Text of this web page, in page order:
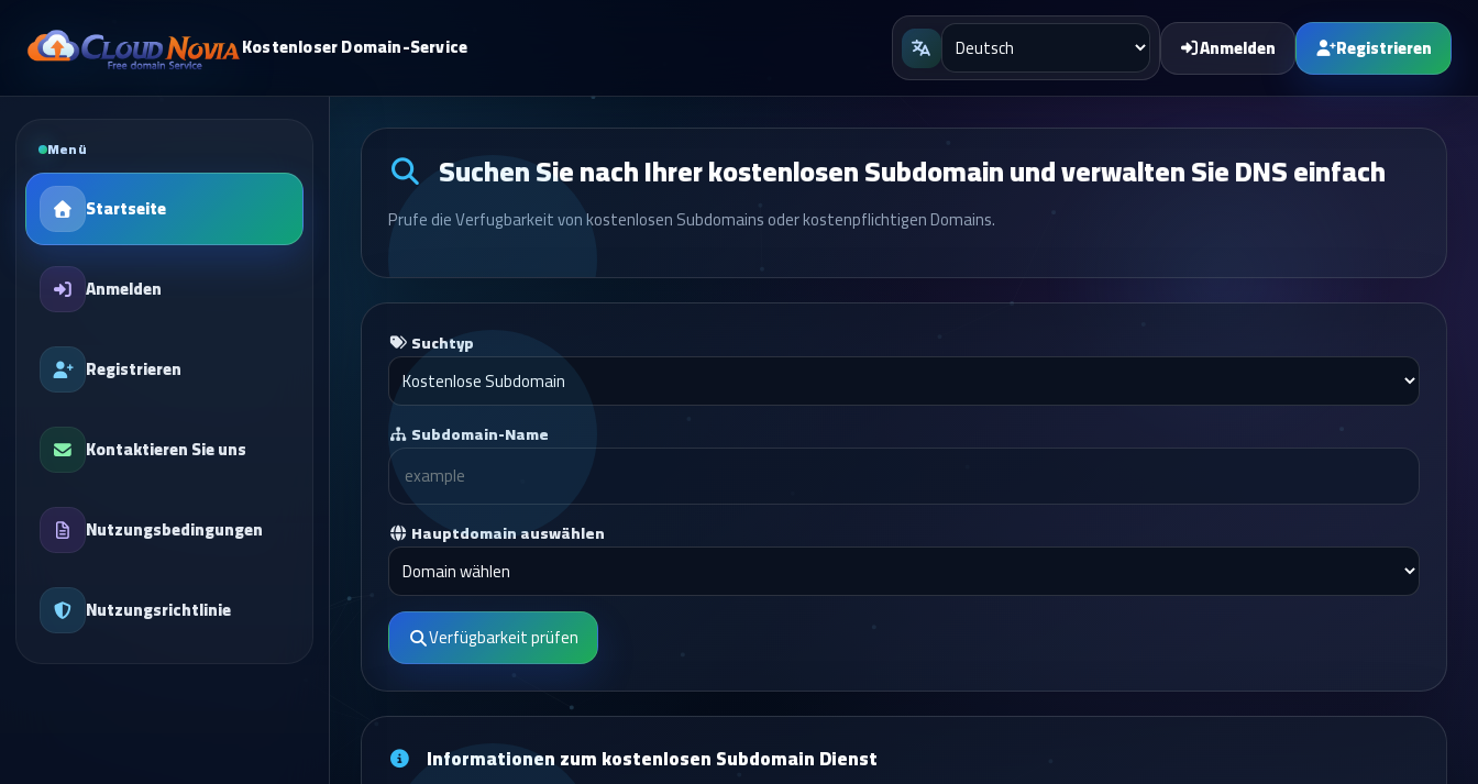
Kostenloser Domain-Service Anmelden Registrieren
Menü
Startseite
Anmelden
Registrieren
Kontaktieren Sie uns
Nutzungsbedingungen
Nutzungsrichtlinie
Suchen Sie nach Ihrer kostenlosen Subdomain und verwalten Sie DNS einfach
Prufe die Verfugbarkeit von kostenlosen Subdomains oder kostenpflichtigen Domains.
Suchtyp
Subdomain-Name
Hauptdomain auswählen
Verfügbarkeit prüfen
Informationen zum kostenlosen Subdomain Dienst